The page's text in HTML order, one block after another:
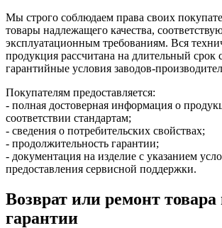
Мы строго соблюдаем права своих
товары надлежащего качества,
эксплуатационным требованиям. Вся
продукция рассчитана на длительный
гарантийные условия заводов-
Покупателям предоставляется:
- полная достоверная информация о
соответствии стандартам;
- сведения о потребительских свойствах;
- продолжительность гарантии;
- документация на изделие с указанием
предоставления сервисной поддержки.
Возврат или ремонт товара
гарантии